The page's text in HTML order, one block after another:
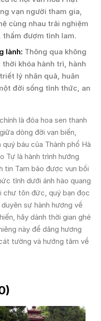
vạn người tham gia,
cùng nhau trải nghiệm
thấm đượm tình lam.
lành: Thông qua không
khóa hành trì, hành
lý nhân quả, huân
đời sống tỉnh thức, an
là đóa hoa sen thanh
dòng đời vạn biến,
báu của Thành phố Hà
Tự là hành trình hướng
tin Tam bảo được vun bồi
tỉnh dưới ánh hào quang
chư tôn đức, quý bạn đọc
sự hành hương về
hãy dành thời gian ghé
này để dâng hương
tường và hướng tâm về
)